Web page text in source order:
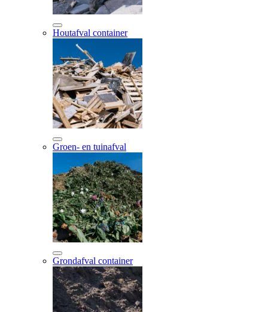
Houtafval container
Groen- en tuinafval
Grondafval container